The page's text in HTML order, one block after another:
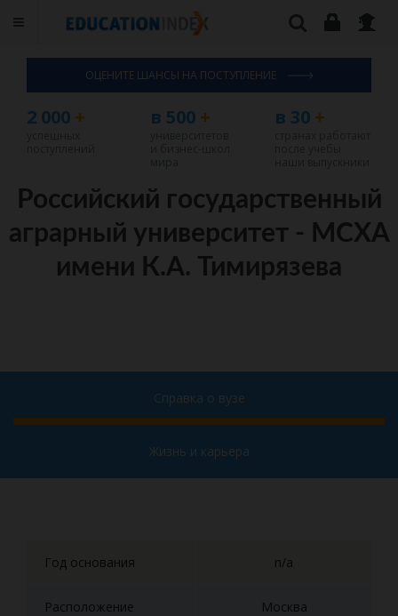
ОЦЕНИТЕ ШАНСЫ НА ПОСТУПЛЕНИЕ
2 000 + в 500 + в 30+
Российский государственный
аграрный университет - МСХА
имени К.А. Тимирязева
Справка о вузе
Жизнь и карьера
Год основания n/a
Расположение Москва